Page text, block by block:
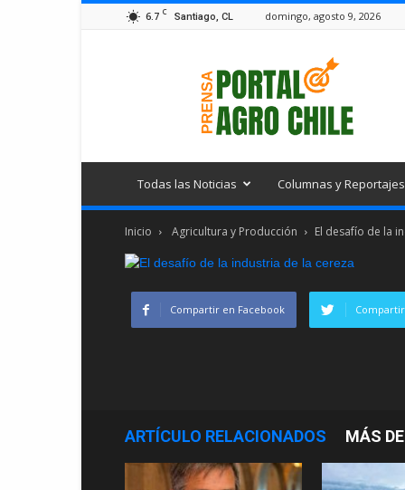
6.7 C Santiago, CL domingo, agosto 9, 2026
Todas las Noticias Columnas y Reportajes
Inicio Agricultura y Producción El desafío de la
Compartir en Facebook
ARTÍCULO RELACIONADOS MÁS